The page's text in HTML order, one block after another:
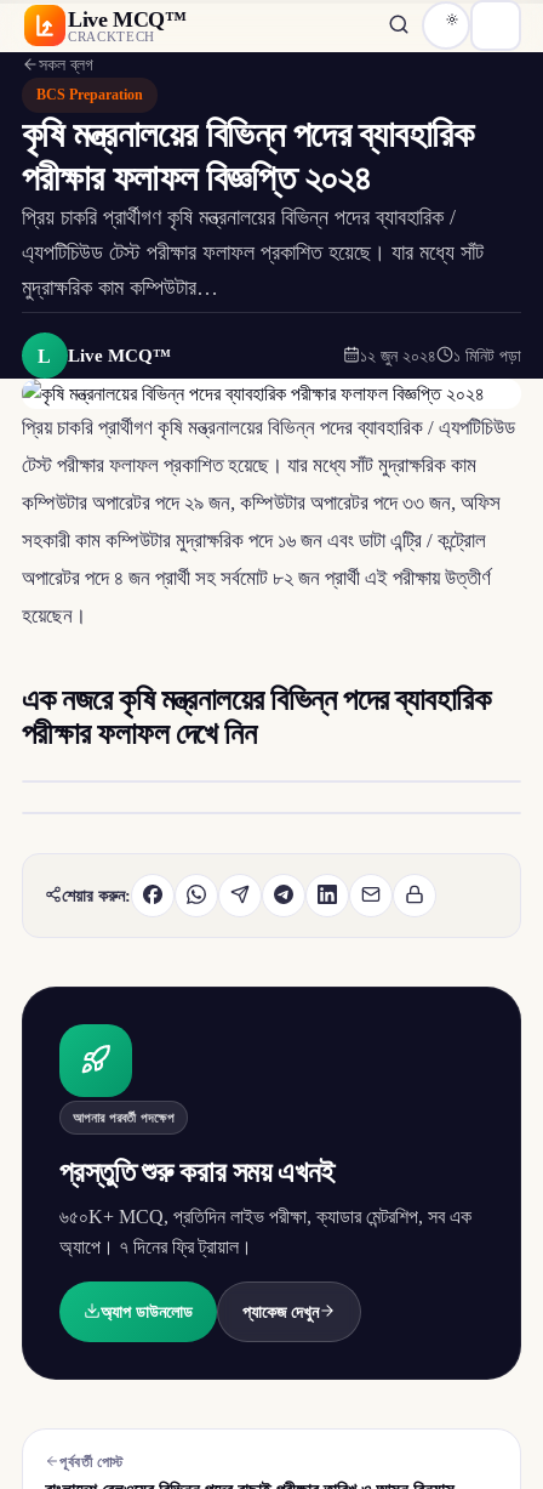
Live MCQ™
CRACKTECH
সকল ব্লগ
BCS Preparation
কৃষি মন্ত্রনালয়ের বিভিন্ন পদের ব্যাবহারিক
পরীক্ষার ফলাফল বিজ্ঞপ্তি ২০২৪
প্রিয় চাকরি প্রার্থীগণ কৃষি মন্ত্রনালয়ের বিভিন্ন পদের ব্যাবহারিক /
এ্যপটিচিউড টেস্ট পরীক্ষার ফলাফল প্রকাশিত হয়েছে। যার মধ্যে সাঁট
মুদ্রাক্ষরিক কাম কম্পিউটার…
L Live MCQ™ ১২ জুন ২০২৪ ১ মিনিট পড়া
প্রিয় চাকরি প্রার্থীগণ কৃষি মন্ত্রনালয়ের বিভিন্ন পদের ব্যাবহারিক / এ্যপটিচিউড
টেস্ট পরীক্ষার ফলাফল প্রকাশিত হয়েছে। যার মধ্যে সাঁট মুদ্রাক্ষরিক কাম
কম্পিউটার অপারেটর পদে ২৯ জন, কম্পিউটার অপারেটর পদে ৩৩ জন, অফিস
সহকারী কাম কম্পিউটার মুদ্রাক্ষরিক পদে ১৬ জন এবং ডাটা এন্ট্রি / কন্ট্রোল
অপারেটর পদে ৪ জন প্রার্থী সহ সর্বমোট ৮২ জন প্রার্থী এই পরীক্ষায় উত্তীর্ণ
হয়েছেন।
এক নজরে কৃষি মন্ত্রনালয়ের বিভিন্ন পদের ব্যাবহারিক
পরীক্ষার ফলাফল দেখে নিন
শেয়ার করুন:
আপনার পরবর্তী পদক্ষেপ
প্রস্তুতি শুরু করার সময় এখনই
৬৫০K+ MCQ, প্রতিদিন লাইভ পরীক্ষা, ক্যাডার মেন্টরশিপ, সব এক
অ্যাপে। ৭ দিনের ফ্রি ট্রায়াল।
অ্যাপ ডাউনলোড প্যাকেজ দেখুন
পূর্ববর্তী পোস্ট